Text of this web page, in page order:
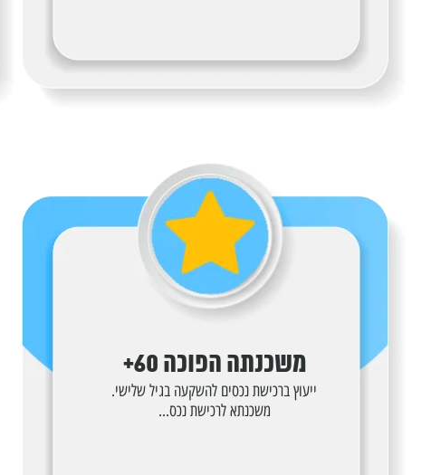
משכנתה הפוכה 60+
ייעוץ ברכישת נכסים להשקעה בגיל שלישי.
משכנתא לרכישת נכס...